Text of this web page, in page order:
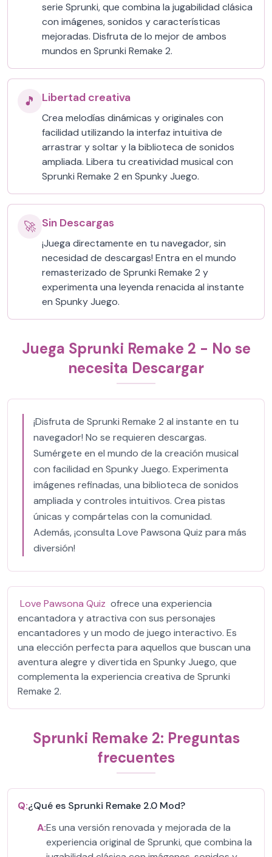
serie Sprunki, que combina la jugabilidad clásica
con imágenes, sonidos y características
mejoradas. Disfruta de lo mejor de ambos
mundos en Sprunki Remake 2.
🎵 Libertad creativa
Crea melodías dinámicas y originales con
facilidad utilizando la interfaz intuitiva de
arrastrar y soltar y la biblioteca de sonidos
ampliada. Libera tu creatividad musical con
Sprunki Remake 2 en Spunky Juego.
🚀 Sin Descargas
¡Juega directamente en tu navegador, sin
necesidad de descargas! Entra en el mundo
remasterizado de Sprunki Remake 2 y
experimenta una leyenda renacida al instante
en Spunky Juego.
Juega Sprunki Remake 2 - No se
necesita Descargar
¡Disfruta de Sprunki Remake 2 al instante en tu
navegador! No se requieren descargas.
Sumérgete en el mundo de la creación musical
con facilidad en Spunky Juego. Experimenta
imágenes refinadas, una biblioteca de sonidos
ampliada y controles intuitivos. Crea pistas
únicas y compártelas con la comunidad.
Además, ¡consulta Love Pawsona Quiz para más
diversión!
Love Pawsona Quiz ofrece una experiencia
encantadora y atractiva con sus personajes
encantadores y un modo de juego interactivo. Es
una elección perfecta para aquellos que buscan una
aventura alegre y divertida en Spunky Juego, que
complementa la experiencia creativa de Sprunki
Remake 2.
Sprunki Remake 2: Preguntas
frecuentes
Q:¿Qué es Sprunki Remake 2.0 Mod?
A:Es una versión renovada y mejorada de la
experiencia original de Sprunki, que combina la